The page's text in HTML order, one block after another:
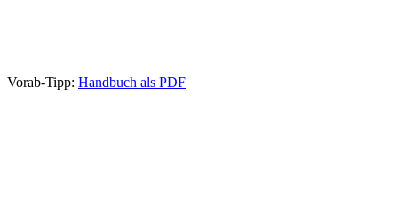
Vorab-Tipp: Handbuch als PDF